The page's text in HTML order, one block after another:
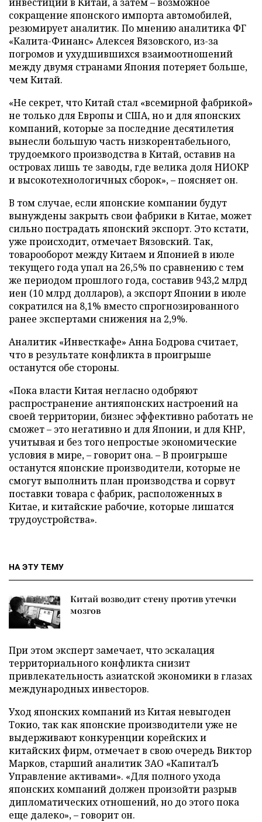
сокращение японского импорта автомобилей,
резюмирует аналитик. По мнению аналитика ФГ
«Калита-Финанс» Алексея Вязовского, из-за
погромов и ухудшившихся взаимоотношений
между двумя странами Япония потеряет больше,
чем Китай.
«Не секрет, что Китай стал «всемирной фабрикой»
не только для Европы и США, но и для японских
компаний, которые за последние десятилетия
вынесли большую часть низкорентабельного,
трудоемкого производства в Китай, оставив на
островах лишь те заводы, где велика доля НИОКР
и высокотехнологичных сборок», – поясняет он.
В том случае, если японские компании будут
вынуждены закрыть свои фабрики в Китае, может
сильно пострадать японский экспорт. Это кстати,
уже происходит, отмечает Вязовский. Так,
товарооборот между Китаем и Японией в июле
текущего года упал на 26,5% по сравнению с тем
же периодом прошлого года, составив 943,2 млрд
иен (10 млрд долларов), а экспорт Японии в июле
сократился на 8,1% вместо спрогнозированного
ранее экспертами снижения на 2,9%.
Аналитик «Инвесткафе» Анна Бодрова считает,
что в результате конфликта в проигрыше
останутся обе стороны.
«Пока власти Китая негласно одобряют
распространение антияпонских настроений на
своей территории, бизнес эффективно работать не
сможет – это негативно и для Японии, и для КНР,
учитывая и без того непростые экономические
условия в мире, – говорит она. – В проигрыше
останутся японские производители, которые не
смогут выполнить план производства и сорвут
поставки товара с фабрик, расположенных в
Китае, и китайские рабочие, которые лишатся
трудоустройства».
НА ЭТУ ТЕМУ
Китай возводит стену против утечки
мозгов
При этом эксперт замечает, что эскалация
территориального конфликта снизит
привлекательность азиатской экономики в глазах
международных инвесторов.
Уход японских компаний из Китая невыгоден
Токио, так как японские производители уже не
выдерживают конкуренции корейских и
китайских фирм, отмечает в свою очередь Виктор
Марков, старший аналитик ЗАО «КапиталЪ
Управление активами». «Для полного ухода
японских компаний должен произойти разрыв
дипломатических отношений, но до этого пока
еще далеко», – говорит он.